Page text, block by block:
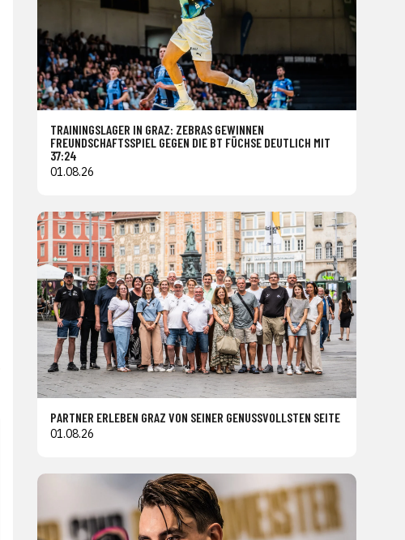
TRAININGSLAGER IN GRAZ: ZEBRAS GEWINNEN
FREUNDSCHAFTSSPIEL GEGEN DIE BT FÜCHSE DEUTLICH MIT
37:24
01.08.26
PARTNER ERLEBEN GRAZ VON SEINER GENUSSVOLLSTEN SEITE
01.08.26